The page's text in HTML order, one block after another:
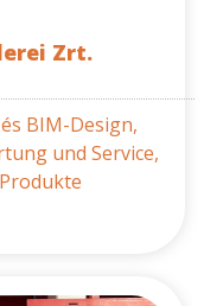
Zrt.
BIM-Design,
und Service,